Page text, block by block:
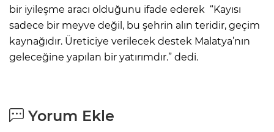
bir iyileşme aracı olduğunu ifade ederek “Kayısı
sadece bir meyve değil, bu şehrin alın teridir, geçim
kaynağıdır. Üreticiye verilecek destek Malatya’nın
geleceğine yapılan bir yatırımdır.” dedi.
Yorum Ekle